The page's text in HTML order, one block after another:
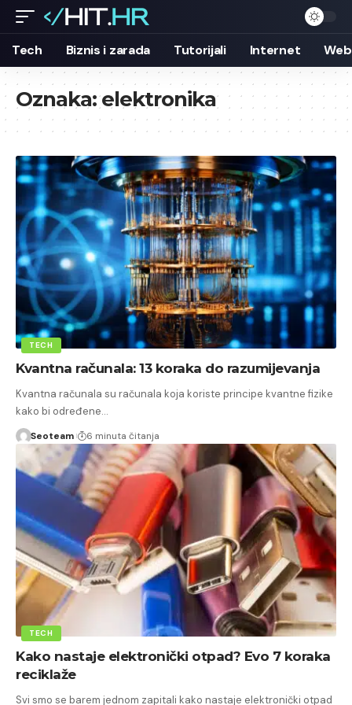
Tech Biznis i zarada Tutorijali Internet
Oznaka:elektronika
TECH
Kvantna računala: 13 koraka do razumijevanja
Kvantna računala su računala koja koriste principe kvantne fizike
kako bi određene…
Seoteam 6 minuta čitanja
TECH
Kako nastaje elektronički otpad? Evo 7 koraka
reciklaže
Svi smo se barem jednom zapitali kako nastaje elektronički otpad